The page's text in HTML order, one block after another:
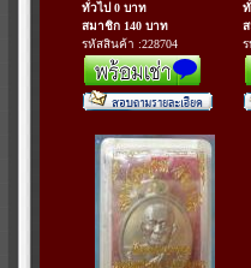
ทั่วไป 0 บาท
สมาชิก 140 บาท
รหัสสินค้า :228704